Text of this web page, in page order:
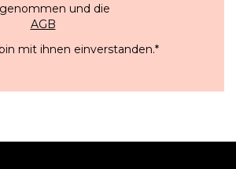
und die
AGB
mit ihnen einverstanden.*